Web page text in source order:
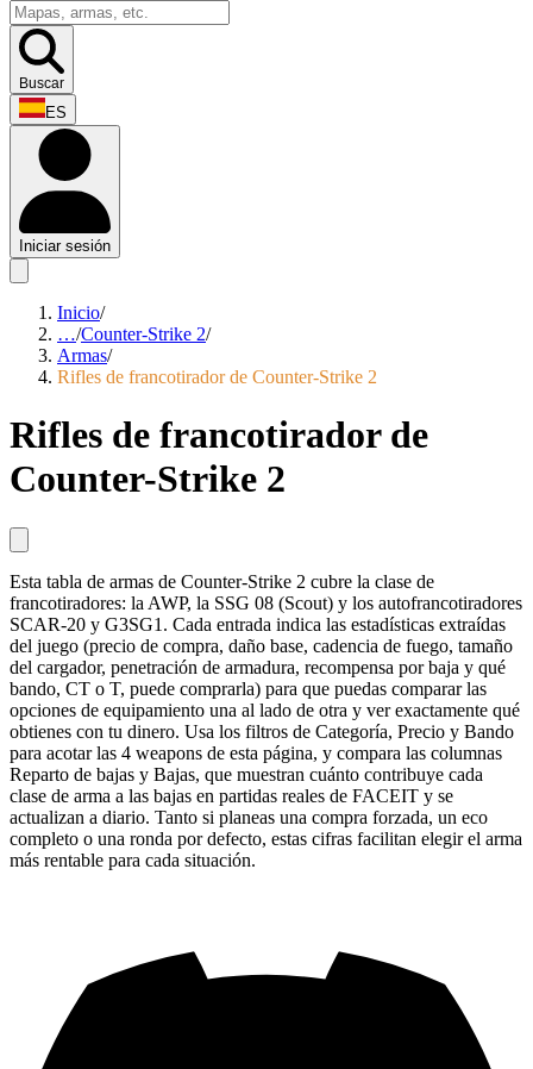
Buscar
ES
Iniciar sesión
Inicio/
…/Counter-Strike 2/
Armas/
Rifles de francotirador de Counter-Strike 2
Rifles de francotirador de
Counter-Strike 2
Esta tabla de armas de Counter-Strike 2 cubre la clase de
francotiradores: la AWP, la SSG 08 (Scout) y los autofrancotiradores
SCAR-20 y G3SG1. Cada entrada indica las estadísticas extraídas
del juego (precio de compra, daño base, cadencia de fuego, tamaño
del cargador, penetración de armadura, recompensa por baja y qué
bando, CT o T, puede comprarla) para que puedas comparar las
opciones de equipamiento una al lado de otra y ver exactamente qué
obtienes con tu dinero. Usa los filtros de Categoría, Precio y Bando
para acotar las 4 weapons de esta página, y compara las columnas
Reparto de bajas y Bajas, que muestran cuánto contribuye cada
clase de arma a las bajas en partidas reales de FACEIT y se
actualizan a diario. Tanto si planeas una compra forzada, un eco
completo o una ronda por defecto, estas cifras facilitan elegir el arma
más rentable para cada situación.